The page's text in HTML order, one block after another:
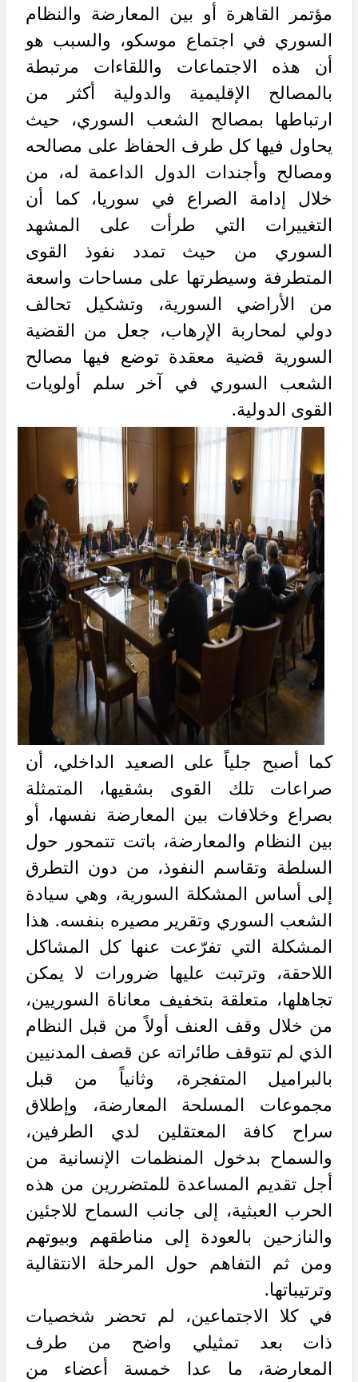
مؤتمر القاهرة أو بين المعارضة والنظام
السوري في اجتماع موسكو، والسبب هو
أن هذه الاجتماعات واللقاءات مرتبطة
بالمصالح الإقليمية والدولية أكثر من
ارتباطها بمصالح الشعب السوري، حيث
يحاول فيها كل طرف الحفاظ على مصالحه
ومصالح وأجندات الدول الداعمة له، من
خلال إدامة الصراع في سوريا، كما أن
التغييرات التي طرأت على المشهد
السوري من حيث تمدد نفوذ القوى
المتطرفة وسيطرتها على مساحات واسعة
من الأراضي السورية، وتشكيل تحالف
دولي لمحاربة الإرهاب، جعل من القضية
السورية قضية معقدة توضع فيها مصالح
الشعب السوري في آخر سلم أولويات
القوى الدولية.
كما أصبح جلياً على الصعيد الداخلي، أن
صراعات تلك القوى بشقيها، المتمثلة
بصراع وخلافات بين المعارضة نفسها، أو
بين النظام والمعارضة، باتت تتمحور حول
السلطة وتقاسم النفوذ، من دون التطرق
إلى أساس المشكلة السورية، وهي سيادة
الشعب السوري وتقرير مصيره بنفسه. هذا
المشكلة التي تفرّعت عنها كل المشاكل
اللاحقة، وترتبت عليها ضرورات لا يمكن
تجاهلها، متعلقة بتخفيف معاناة السوريين،
من خلال وقف العنف أولاً من قبل النظام
الذي لم تتوقف طائراته عن قصف المدنيين
بالبراميل المتفجرة، وثانياً من قبل
مجموعات المسلحة المعارضة، وإطلاق
سراح كافة المعتقلين لدي الطرفين،
والسماح بدخول المنظمات الإنسانية من
أجل تقديم المساعدة للمتضررين من هذه
الحرب العبثية، إلى جانب السماح للاجئين
والنازحين بالعودة إلى مناطقهم وبيوتهم
ومن ثم التفاهم حول المرحلة الانتقالية
وترتيباتها.
في كلا الاجتماعين، لم تحضر شخصيات
ذات بعد تمثيلي واضح من طرف
المعارضة، ما عدا خمسة أعضاء من